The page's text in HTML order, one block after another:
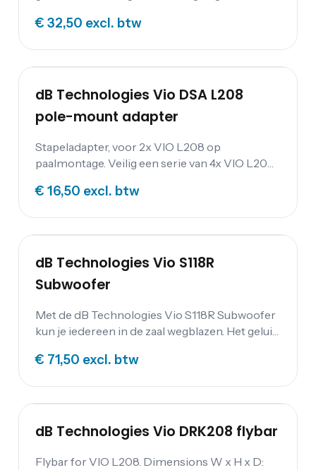
het podium.
€ 32,50 excl. btw
dB Technologies Vio DSA L208
pole-mount adapter
Stapeladapter, voor 2x VIO L208 op
paalmontage. Veilig een serie van 4x VIO L208
is bevestigd. Afmetingen B x H x D: 532 x 177 x
€ 16,50 excl. btw
dB Technologies Vio S118R
Subwoofer
Met de dB Technologies Vio S118R Subwoofer
kun je iedereen in de zaal wegblazen. Het geluid
in het laag en klinkt, zoals vele subwoofers nog
nog bij kunt stellen. Bovendien heeft dB
hij zowel horizontaal als verticaal gebruikt kan
€ 71,50 excl. btw
dB Technologies Vio DRK208 flybar
Flybar for VIO L208. Dimensions W x H x D: